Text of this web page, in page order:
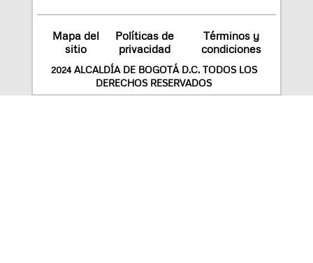
Mapa del
sitio
Políticas de
privacidad
Términos y
condiciones
2024 ALCALDÍA DE BOGOTÁ D.C. TODOS LOS
DERECHOS RESERVADOS